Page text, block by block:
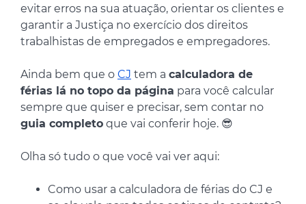
evitar erros na sua atuação, orientar os clientes e
garantir a Justiça no exercício dos direitos
trabalhistas de empregados e empregadores.
Ainda bem que o CJ tem a calculadora de
férias lá no topo da página para você calcular
sempre que quiser e precisar, sem contar no
guia completo que vai conferir hoje. 😎
Olha só tudo o que você vai ver aqui:
Como usar a calculadora de férias do CJ e